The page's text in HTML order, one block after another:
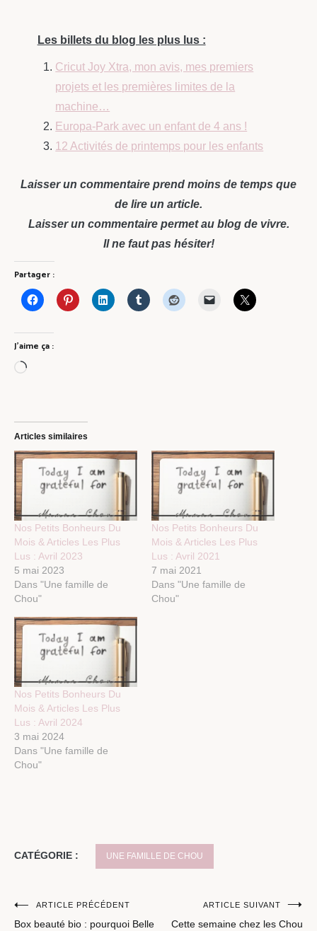
Les billets du blog les plus lus :
Cricut Joy Xtra, mon avis, mes premiers
projets et les premières limites de la
machine…
Europa-Park avec un enfant de 4 ans !
12 Activités de printemps pour les enfants
Laisser un commentaire prend moins de temps que
de lire un article.
Laisser un commentaire permet au blog de vivre.
Il ne faut pas hésiter!
Partager :
J’aime ça :
Chargement…
Articles similaires
Nos Petits Bonheurs Du
Mois & Articles Les Plus
Lus : Avril 2023
5 mai 2023
Dans "Une famille de
Chou"
Nos Petits Bonheurs Du
Mois & Articles Les Plus
Lus : Avril 2021
7 mai 2021
Dans "Une famille de
Chou"
Nos Petits Bonheurs Du
Mois & Articles Les Plus
Lus : Avril 2024
3 mai 2024
Dans "Une famille de
Chou"
CATÉGORIE : UNE FAMILLE DE CHOU
Navigation
ARTICLE PRÉCÉDENT
Box beauté bio : pourquoi Belle
ARTICLE SUIVANT
Cette semaine chez les Chou